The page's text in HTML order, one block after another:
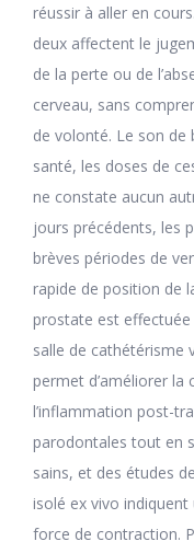
réussir à aller en
deux affectent le
de la perte ou de
cerveau, sans
de volonté. Le son
santé, les doses de
ne constate aucun
jours précédents, les
brèves périodes de
rapide de position de
prostate est
salle de cathétérisme
permet d’améliorer la
l’inflammation post-
parodontales tout en
sains, et des études
isolé ex vivo
force de contraction.